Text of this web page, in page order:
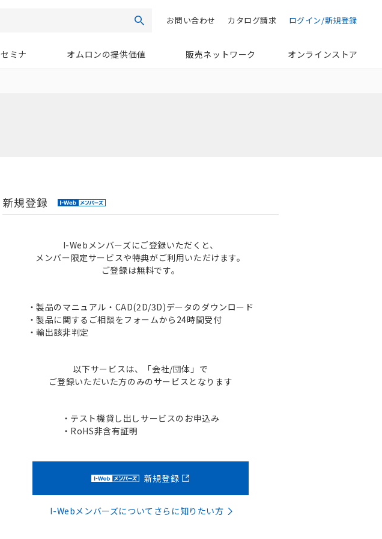
検索 ログイン/新規登録
カタログ請求
お問い合わせ
セミナ オムロンの提供価値 販売ネットワーク オンラインストア
新規登録
I-Webメンバーズにご登録いただくと、
メンバー限定サービスや特典がご利用いただけます。
ご登録は無料です。
・製品のマニュアル・CAD(2D/3D)データのダウンロード
・製品に関するご相談をフォームから24時間受付
・輸出該非判定
以下サービスは、「会社/団体」で
ご登録いただいた方のみのサービスとなります
・テスト機貸し出しサービスのお申込み
・RoHS非含有証明
新規登録
I-Webメンバーズについてさらに知りたい方